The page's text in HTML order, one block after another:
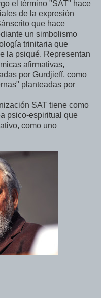
el término "SAT" hace
de la expresión
que hace
un simbolismo
trinitaria que
la psiqué. Representan
afirmativas,
por Gurdjieff, como
planteadas por
SAT tiene como
psico-espiritual que
como uno